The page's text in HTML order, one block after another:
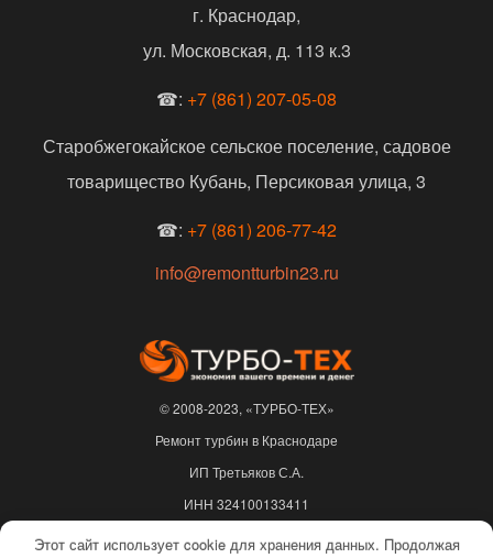
г. Краснодар,
ул. Московская, д. 113 к.3
☎: +7 (861) 207-05-08
Старобжегокайское сельское поселение, садовое
товарищество Кубань, Персиковая улица, 3
☎: +7 (861) 206-77-42
info@remontturbin23.ru
© 2008-2023, «ТУРБО-ТЕХ»
Ремонт турбин в Краснодаре
ИП Третьяков С.А.
ИНН 324100133411
ОГРНИП 310325622500217
Этот сайт использует cookie для хранения данных. Продолжая